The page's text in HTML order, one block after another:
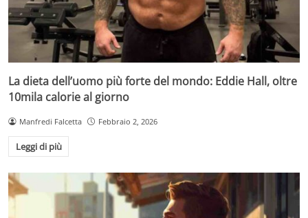
La dieta dell’uomo più forte del mondo: Eddie Hall, oltre
10mila calorie al giorno
Manfredi Falcetta Febbraio 2, 2026
Leggi di più